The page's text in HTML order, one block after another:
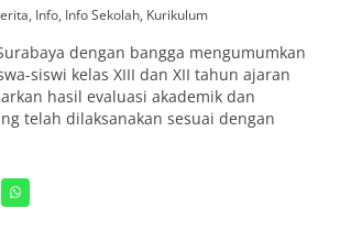
, Info, Info Sekolah, Kurikulum
dengan bangga mengumumkan
siswi kelas XIII dan XII tahun ajaran
hasil evaluasi akademik dan
telah dilaksanakan sesuai dengan